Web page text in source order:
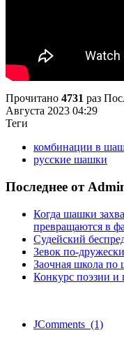
Прочитано 4731 раз
Августа 2023 04:29
Теги
комбинации в
русские шашки
Последнее от
Когда шашки
превращаются в
Судейский
Зевок по-дружески
Заочная школа
Конкурс поэзии и
JComments (1)